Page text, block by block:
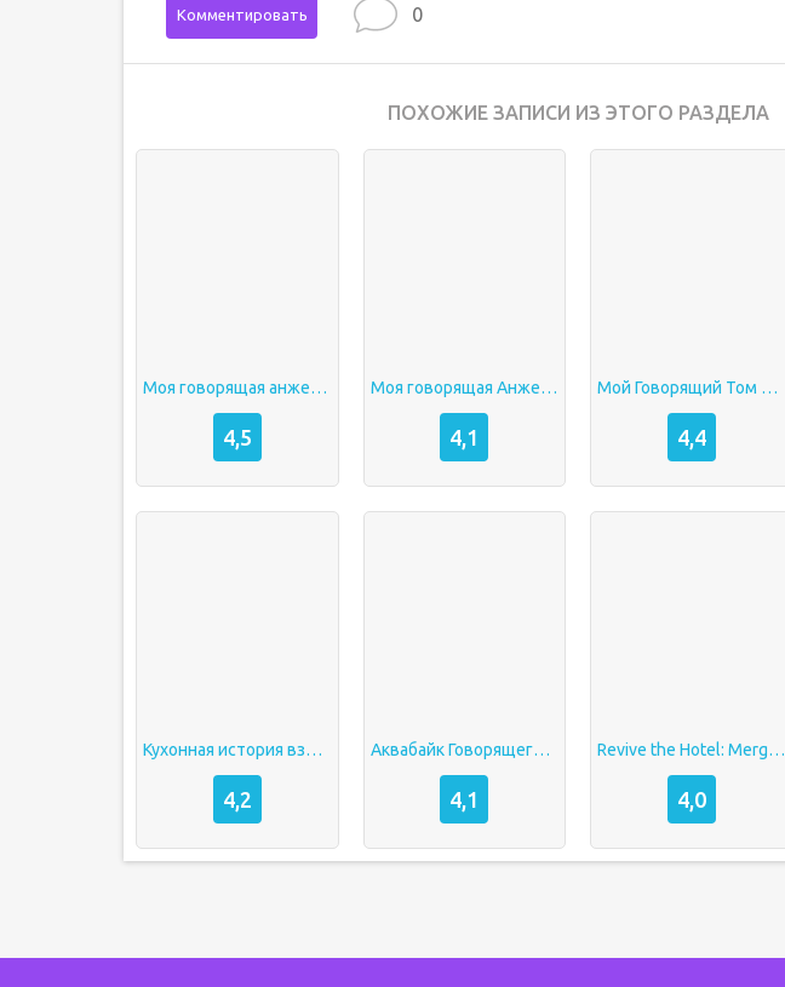
Комментировать 0
ПОХОЖИЕ ЗАПИСИ ИЗ ЭТОГО РАЗДЕЛА
Моя говорящая анжела 2 много денег
4,5
Моя говорящая Анжела взлом
4,1
Мой Говорящий Том 2 взлом Много денег
4,4
Кухонная история взлом Много денег без рекламы
4,2
Аквабайк Говорящего Тома 2 взлом Много денег
4,1
Revive the Hotel: Merge Story взлом много денег
4,0